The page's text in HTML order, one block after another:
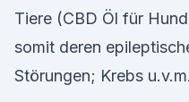
Tiere (CBD Öl für
somit deren
Störungen; Krebs